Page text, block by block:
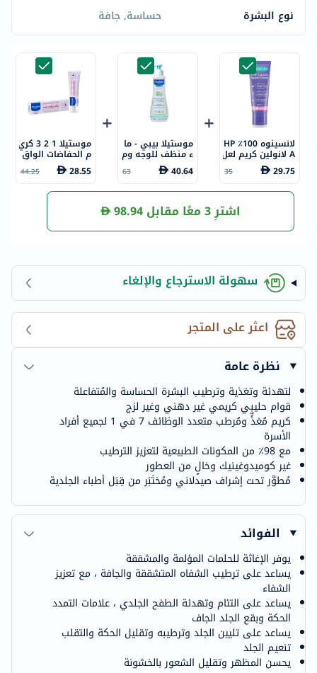
نوع البشرة
حساسة, جافة
لانسينوه 100٪؜ HP
A لانولين كريم لعل
اج التهاب الحلمات
وجفاف وتشقق ال
جلد 10 مل
29.75
35
موستيلا بيبي - ما
ء منظف للوجه وم
نطقة الحفاضات بد
ون شطف 300 مل
40.64
63
موستيلا 1 2 3 كري
م الحفاضات الواق
ي من فيتامين للأ
طفال 50 مل
28.55
44.25
اشترِ 3 معًا مقابل 98.94
سهولة الاسترجاع والإلغاء
اعثر على المتجر
نظرة عامة
لتهدئة وتغذية وترطيب البشرة الحساسة والمُتفاعلة
قوام حليبي كريمي غير دهني وغير لزج
كريم مُغذٍّ ومُرطب متعدد الوظائف 7 في 1 لجميع أفراد
الأسرة
مع 98٪ من المكونات الطبيعية لتعزيز الترطيب
غير كوميدوغينيك وخالٍ من العطور
مُطوَّر تحت إشراف صيدلاني ومُختَبَر من قِبَل أطباء الجلدية
الفوائد
يوفر الإغاثة للحلمات المؤلمة والمشققة
يساعد على ترطيب الشفاه المتشققة والجافة ، مع تعزيز
الشفاء
يساعد على التئام وتهدئة الطفح الجلدي ، علامات التمدد
الحكة وبقع الجلد الجاف
يساعد على تليين الجلد وترطيبه وتقليل الحكة والتقلب
تنعيم الجلد
يحسن المظهر وتقليل الشعور بالخشونة